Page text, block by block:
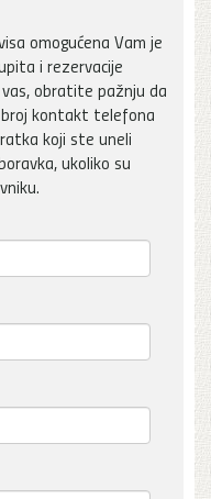
omogućena Vam je
i rezervacije
obratite pažnju da
broj kontakt telefona
koji ste uneli
ukoliko su